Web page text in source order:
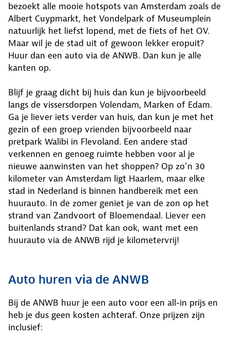
bezoekt alle mooie hotspots van Amsterdam zoals de
Albert Cuypmarkt, het Vondelpark of Museumplein
natuurlijk het liefst lopend, met de fiets of het OV.
Maar wil je de stad uit of gewoon lekker eropuit?
Huur dan een auto via de ANWB. Dan kun je alle
kanten op.
Blijf je graag dicht bij huis dan kun je bijvoorbeeld
langs de vissersdorpen Volendam, Marken of Edam.
Ga je liever iets verder van huis, dan kun je met het
gezin of een groep vrienden bijvoorbeeld naar
pretpark Walibi in Flevoland. Een andere stad
verkennen en genoeg ruimte hebben voor al je
nieuwe aanwinsten van het shoppen? Op zo’n 30
kilometer van Amsterdam ligt Haarlem, maar elke
stad in Nederland is binnen handbereik met een
huurauto. In de zomer geniet je van de zon op het
strand van Zandvoort of Bloemendaal. Liever een
buitenlands strand? Dat kan ook, want met een
huurauto via de ANWB rijd je kilometervrij!
Auto huren via de ANWB
Bij de ANWB huur je een auto voor een all-in prijs en
heb je dus geen kosten achteraf. Onze prijzen zijn
inclusief: